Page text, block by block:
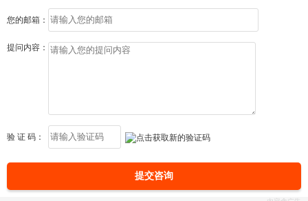
您的邮箱：
提问内容：
验 证 码：
提交咨询